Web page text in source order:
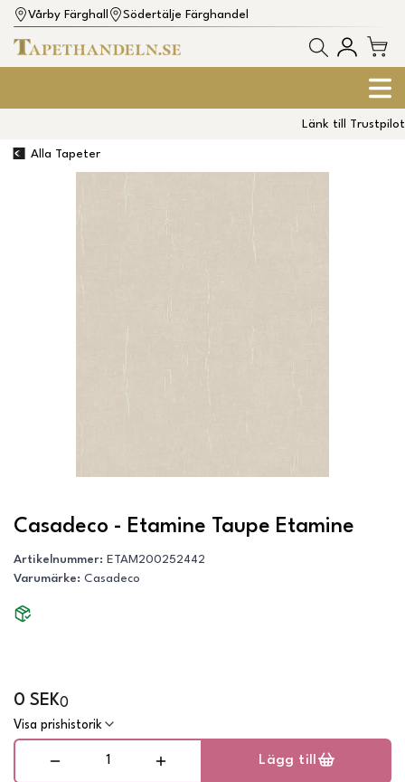
Vårby Färghall Södertälje Färghandel
Länk till Trustpilot
Alla Tapeter
Casadeco - Etamine Taupe Etamine
Artikelnummer: ETAM200252442
Varumärke: Casadeco
0 SEK0
Visa prishistorik
Lägg till